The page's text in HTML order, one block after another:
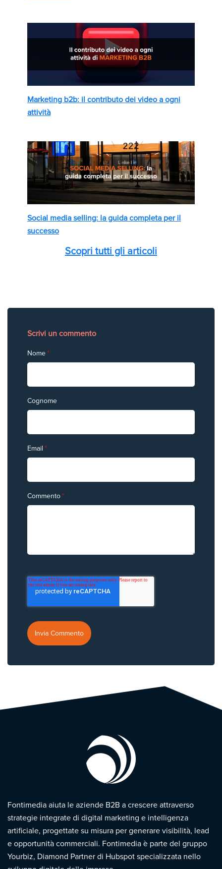
Marketing b2b: il contributo dei video a ogni
attività
Social media selling: la guida completa per il
successo
Scopri tutti gli articoli
Scrivi un commento
Nome*
Cognome
Email *
Commento*
Fontimedia aiuta le aziende B2B a crescere attraverso
strategie integrate di digital marketing e intelligenza
artificiale, progettate su misura per generare visibilità, lead
e opportunità commerciali. Fontimedia è parte del gruppo
Yourbiz, Diamond Partner di Hubspot specializzata nello